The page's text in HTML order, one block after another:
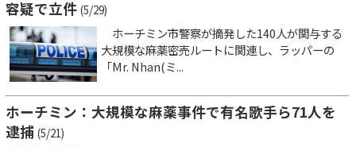
容疑で立件 (5/29)
ホーチミン市警察が摘発した140人が関与する
大規模な麻薬密売ルートに関連し、ラッパーの
「Mr. Nhan(ミ...
ホーチミン：大規模な麻薬事件で有名歌手ら71人を
逮捕 (5/21)